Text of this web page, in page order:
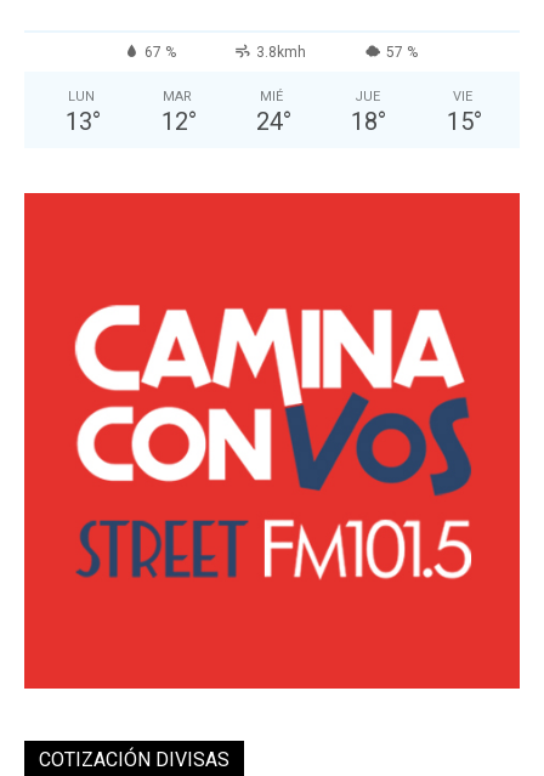
67 % 3.8kmh 57 %
LUN
13°
MAR
12°
MIÉ
24°
JUE
18°
VIE
15°
COTIZACIÓN DIVISAS